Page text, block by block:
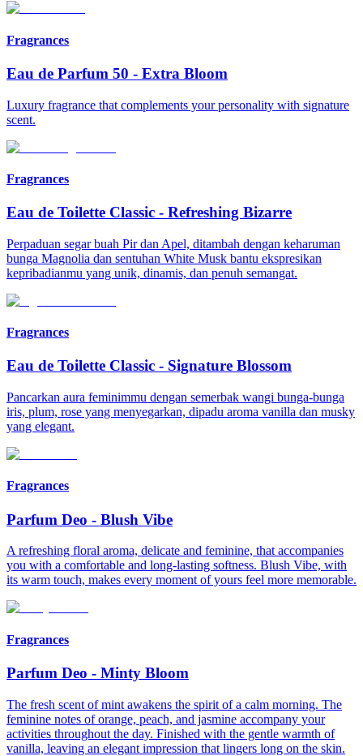
Fragrances
Eau de Parfum 50 - Extra Bloom
Luxury fragrance that complements your personality with signature
scent.
Fragrances
Eau de Toilette Classic - Refreshing Bizarre
Perpaduan segar buah Pir dan Apel, ditambah dengan keharuman
bunga Magnolia dan sentuhan White Musk bantu ekspresikan
kepribadianmu yang unik, dinamis, dan penuh semangat.
Fragrances
Eau de Toilette Classic - Signature Blossom
Pancarkan aura feminimmu dengan semerbak wangi bunga-bunga
iris, plum, rose yang menyegarkan, dipadu aroma vanilla dan musky
yang elegant.
Fragrances
Parfum Deo - Blush Vibe
A refreshing floral aroma, delicate and feminine, that accompanies
you with a comfortable and long-lasting softness. Blush Vibe, with
its warm touch, makes every moment of yours feel more memorable.​
Fragrances
Parfum Deo - Minty Bloom​
The fresh scent of mint awakens the spirit of a calm morning. The
feminine notes of orange, peach, and jasmine accompany your
activities throughout the day. Finished with the gentle warmth of
vanilla, leaving an elegant impression that lingers long on the skin.​